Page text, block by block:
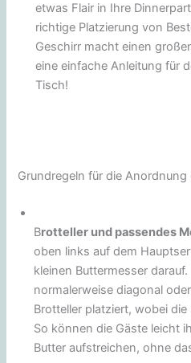
etwas Flair in Ihre
richtige Platzierung von
Geschirr macht einen
eine einfache Anleitung für
Tisch!
Grundregeln für die Anordnung
Brotteller und passendes
oben links auf dem
kleinen Buttermesser
normalerweise diagonal
Brotteller platziert, wobei
So können die Gäste leicht
Butter aufstreichen, ohne